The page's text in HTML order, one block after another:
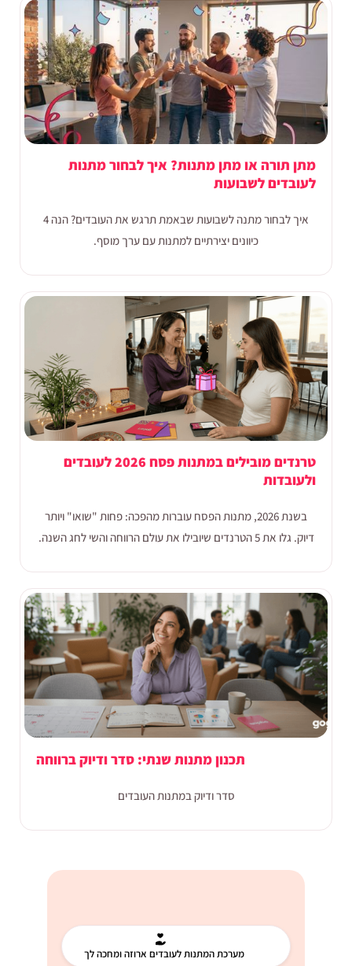
מתן תורה או מתן מתנות? איך לבחור מתנות
לעובדים לשבועות
איך לבחור מתנה לשבועות שבאמת תרגש את העובדים? הנה 4
כיוונים יצירתיים למתנות עם ערך מוסף.
טרנדים מובילים במתנות פסח 2026 לעובדים
ולעובדות
בשנת 2026, מתנות הפסח עוברות מהפכה: פחות "שואו" ויותר
דיוק. גלו את 5 הטרנדים שיובילו את עולם הרווחה והשי לחג השנה.
תכנון מתנות שנתי: סדר ודיוק ברווחה
סדר ודיוק במתנות העובדים
מערכת המתנות לעובדים ארוזה ומחכה לך